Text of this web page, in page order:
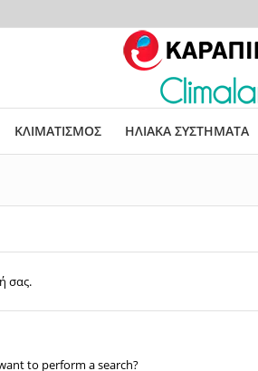
ΚΛΙΜΑΤΙΣΜΟΣ ΗΛΙΑΚΑ ΣΥΣΤΗΜΑΤΑ
σας.
to perform a search?